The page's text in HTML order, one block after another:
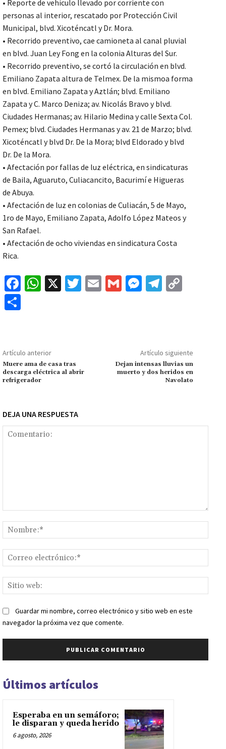
• Reporte de vehículo llevado por corriente con
personas al interior, rescatado por Protección Civil
Municipal, blvd. Xicoténcatl y Dr. Mora.
• Recorrido preventivo, cae camioneta al canal pluvial
en blvd. Juan Ley Fong en la colonia Alturas del Sur.
• Recorrido preventivo, se cortó la circulación en blvd.
Emiliano Zapata altura de Telmex. De la mismoa forma
en blvd. Emiliano Zapata y Aztlán; blvd. Emiliano
Zapata y C. Marco Deniza; av. Nicolás Bravo y blvd.
Ciudades Hermanas; av. Hilario Medina y calle Sexta Col.
Pemex; blvd. Ciudades Hermanas y av. 21 de Marzo; blvd.
Xicoténcatl y blvd Dr. De la Mora; blvd Eldorado y blvd
Dr. De la Mora.
• Afectación por fallas de luz eléctrica, en sindicaturas
de Baila, Aguaruto, Culiacancito, Bacurimí e Higueras
de Abuya.
• Afectación de luz en colonias de Culiacán, 5 de Mayo,
1ro de Mayo, Emiliano Zapata, Adolfo López Mateos y
San Rafael.
• Afectación de ocho viviendas en sindicatura Costa
Rica.
Fa
o
k
W
p
p
X
T
E
G
M
ge
r
Te
m Li
n
k
p
ar
tir
Artículo anterior
Muere ama de casa tras
descarga eléctrica al abrir
refrigerador
Artículo siguiente
Dejan intensas lluvias un
muerto y dos heridos en
Navolato
DEJA UNA RESPUESTA
web:
Guardar mi nombre, correo electrónico y sitio web en este
navegador la próxima vez que comente.
Últimos artículos
Esperaba en un semáforo;
le disparan y queda herido
6 agosto, 2026